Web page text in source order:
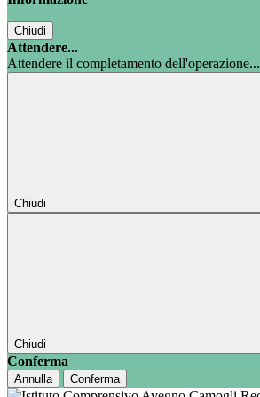
Chiudi
Attendere...
Attendere il completamento dell'operazione...
Chiudi
Chiudi
Conferma
Annulla Conferma